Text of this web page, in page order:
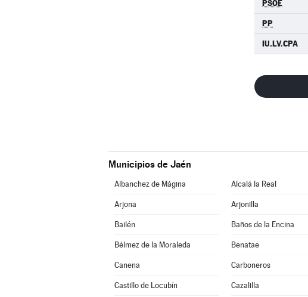
PSOE
PP
IU.LV.CPA
Municipios de Jaén
Albanchez de Mágina Alcalá la Real
Arjona Arjonilla
Bailén Baños de la Encina
Bélmez de la Moraleda Benatae
Canena Carboneros
Castillo de Locubín Cazalilla